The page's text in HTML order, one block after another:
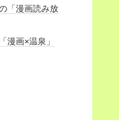
「漫画読み放
漫画×温泉」